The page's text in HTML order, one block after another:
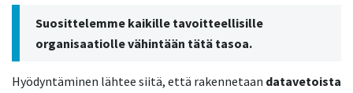
Suosittelemme kaikille tavoitteellisille
organisaatiolle vähintään tätä tasoa.
Hyödyntäminen lähtee siitä, että rakennetaan datavetoista